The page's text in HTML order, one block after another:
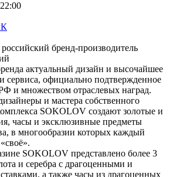
бренд-производитель
актуальный дизайн и высочайшее
сервиса, официально подтвержденное
и множеством отраслевых наград.
и мастера собственного
SOKOLOV создают золотые и
часы и эксклюзивные предметы
в многообразии которых каждый
SOKOLOV представлено более 3
и серебра с драгоценными и
а также часы из драгоценных